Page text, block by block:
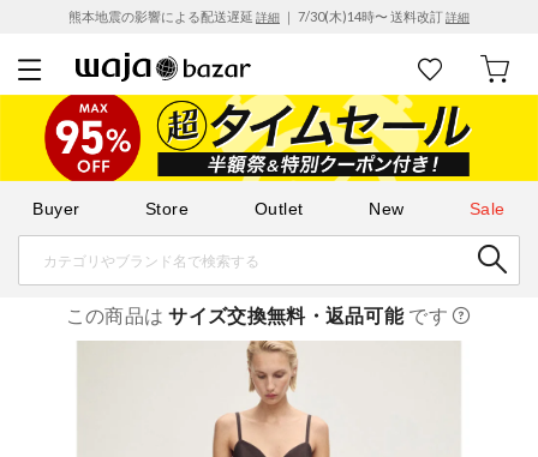
熊本地震の影響による配送遅延 詳細 ｜ 7/30(木)14時〜 送料改訂詳細
Buyer Store Outlet New Sale
この商品はサイズ交換無料・返品可能です